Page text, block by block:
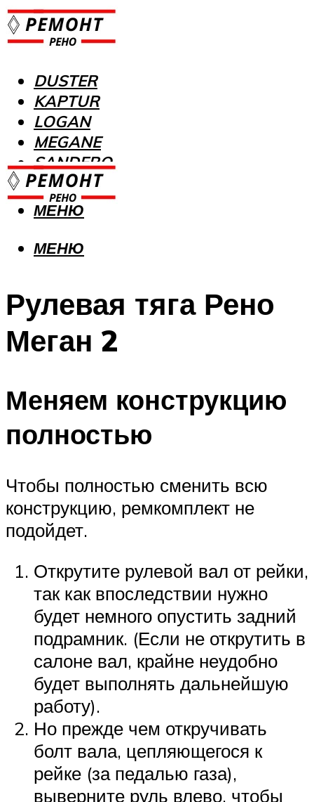
DUSTER
KAPTUR
LOGAN
MEGANE
SANDERO
МЕНЮ
МЕНЮ
Рулевая тяга Рено
Меган 2
Меняем конструкцию
полностью
Чтобы полностью сменить всю
конструкцию, ремкомплект не
подойдет.
Открутите рулевой вал от рейки,
так как впоследствии нужно
будет немного опустить задний
подрамник. (Если не открутить в
салоне вал, крайне неудобно
будет выполнять дальнейшую
работу).
Но прежде чем откручивать
болт вала, цепляющегося к
рейке (за педалью газа),
выверните руль влево, чтобы